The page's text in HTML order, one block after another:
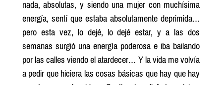
nada, absolutas, y siendo una mujer con muchísima
energía, sentí que estaba absolutamente deprimida…
pero esta vez, lo dejé, lo dejé estar, y a las dos
semanas surgió una energía poderosa e iba bailando
por las calles viendo el atardecer… Y la vida me volvía
a pedir que hiciera las cosas básicas que hay que hay